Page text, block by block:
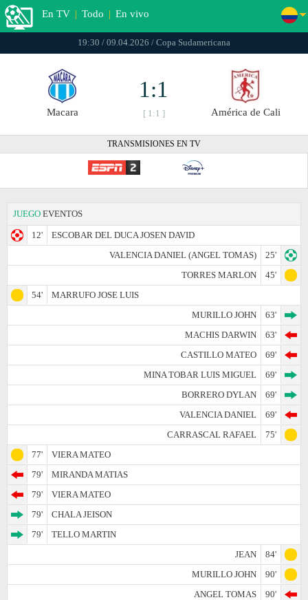
En TV | Todo | En vivo
19:30 / 09.04.2026 / Copa Sudamericana
Macara
1:1
[ 1:1 ] América de Cali
TRANSMISIONES EN TV
JUEGO EVENTOS
12'
ESCOBAR DEL DUCA JOSEN DAVID
VALENCIA DANIEL (ANGEL TOMAS)
25'
TORRES MARLON
45'
54'
MARRUFO JOSE LUIS
MURILLO JOHN
63'
MACHIS DARWIN
63'
CASTILLO MATEO
69'
MINA TOBAR LUIS MIGUEL
69'
BORRERO DYLAN
69'
VALENCIA DANIEL
69'
CARRASCAL RAFAEL
75'
77'
VIERA MATEO
79'
MIRANDA MATIAS
79'
VIERA MATEO
79'
CHALA JEISON
79'
TELLO MARTIN
JEAN
84'
MURILLO JOHN
90'
ANGEL TOMAS
90'